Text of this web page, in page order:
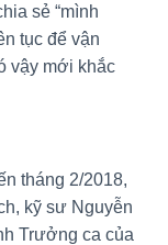
sẻ “mình
tục để vận
vậy mới khắc
tháng 2/2018,
kỹ sư Nguyễn
Trưởng ca của